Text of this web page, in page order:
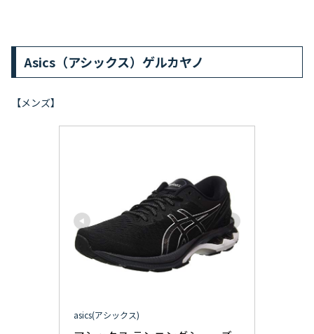
Asics（アシックス）ゲルカヤノ
【メンズ】
asics(アシックス)